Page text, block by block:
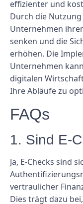
effizienter und
Durch die
Unternehmen
senken und die
erhöhen. Die
Unternehmen
digitalen
Ihre Abläufe zu
FAQs
1. Sind E-
Ja, E-Checks sind
vertraulicher
Dies trägt dazu